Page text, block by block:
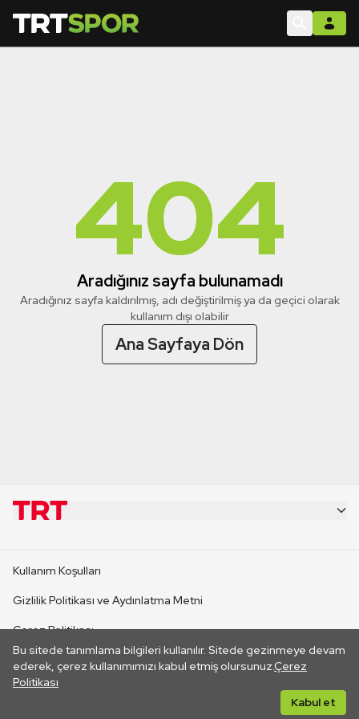
404
Aradığınız sayfa bulunamadı
Aradığınız sayfa kaldırılmış, adı değiştirilmiş ya da geçici olarak
kullanım dışı olabilir
Ana Sayfaya Dön
Bu sitede tanımlama bilgileri kullanılır. Sitede gezinmeye devam
ederek, çerez kullanımımızı kabul etmiş olursunuz.Çerez
Politikası
Kabul et
CANLI YAYINLAR
Kullanım Koşulları
Gizlilik Politikası ve Aydınlatma Metni
Çerez Politikası
İletişim
Her hakkı saklıdır. ©2026 TRT. Bağlantı yoluyla gidilen dış